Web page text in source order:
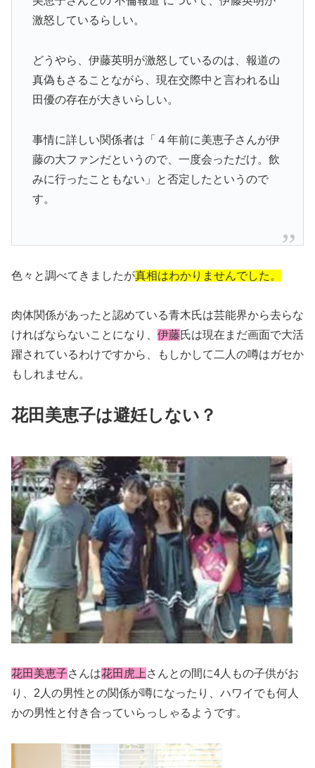
激怒しているらしい。
どうやら、伊藤英明が激怒しているのは、報道の
真偽もさることながら、現在交際中と言われる山
田優の存在が大きいらしい。
事情に詳しい関係者は「４年前に美恵子さんが伊
藤の大ファンだというので、一度会っただけ。飲
みに行ったこともない」と否定したというので
す。
色々と調べてきましたが真相はわかりませんでした。
肉体関係があったと認めている青木氏は芸能界から去らな
ければならないことになり、 伊藤氏は現在まだ画面で大活
躍されているわけですから、もしかして二人の噂はガセか
もしれません。
花田美恵子は避妊しない？
花田美恵子さんは花田虎上 さんとの間に4人もの子供がお
り、2人の男性との関係が噂になったり、ハワイでも何人
かの男性と付き合っていらっしゃるようです。